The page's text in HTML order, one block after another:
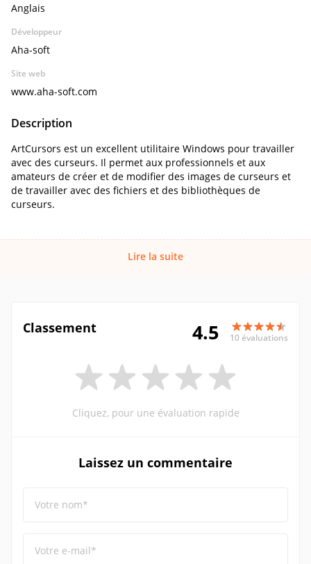
Anglais
Développeur
Aha-soft
Site web
www.aha-soft.com
Description
ArtCursors est un excellent utilitaire Windows pour travailler
avec des curseurs. Il permet aux professionnels et aux
amateurs de créer et de modifier des images de curseurs et
de travailler avec des fichiers et des bibliothèques de
curseurs.
Lire la suite
Classement 4.5 10 évaluations
Cliquez, pour une évaluation rapide
Laissez un commentaire
Votre nom*
Votre e-mail*